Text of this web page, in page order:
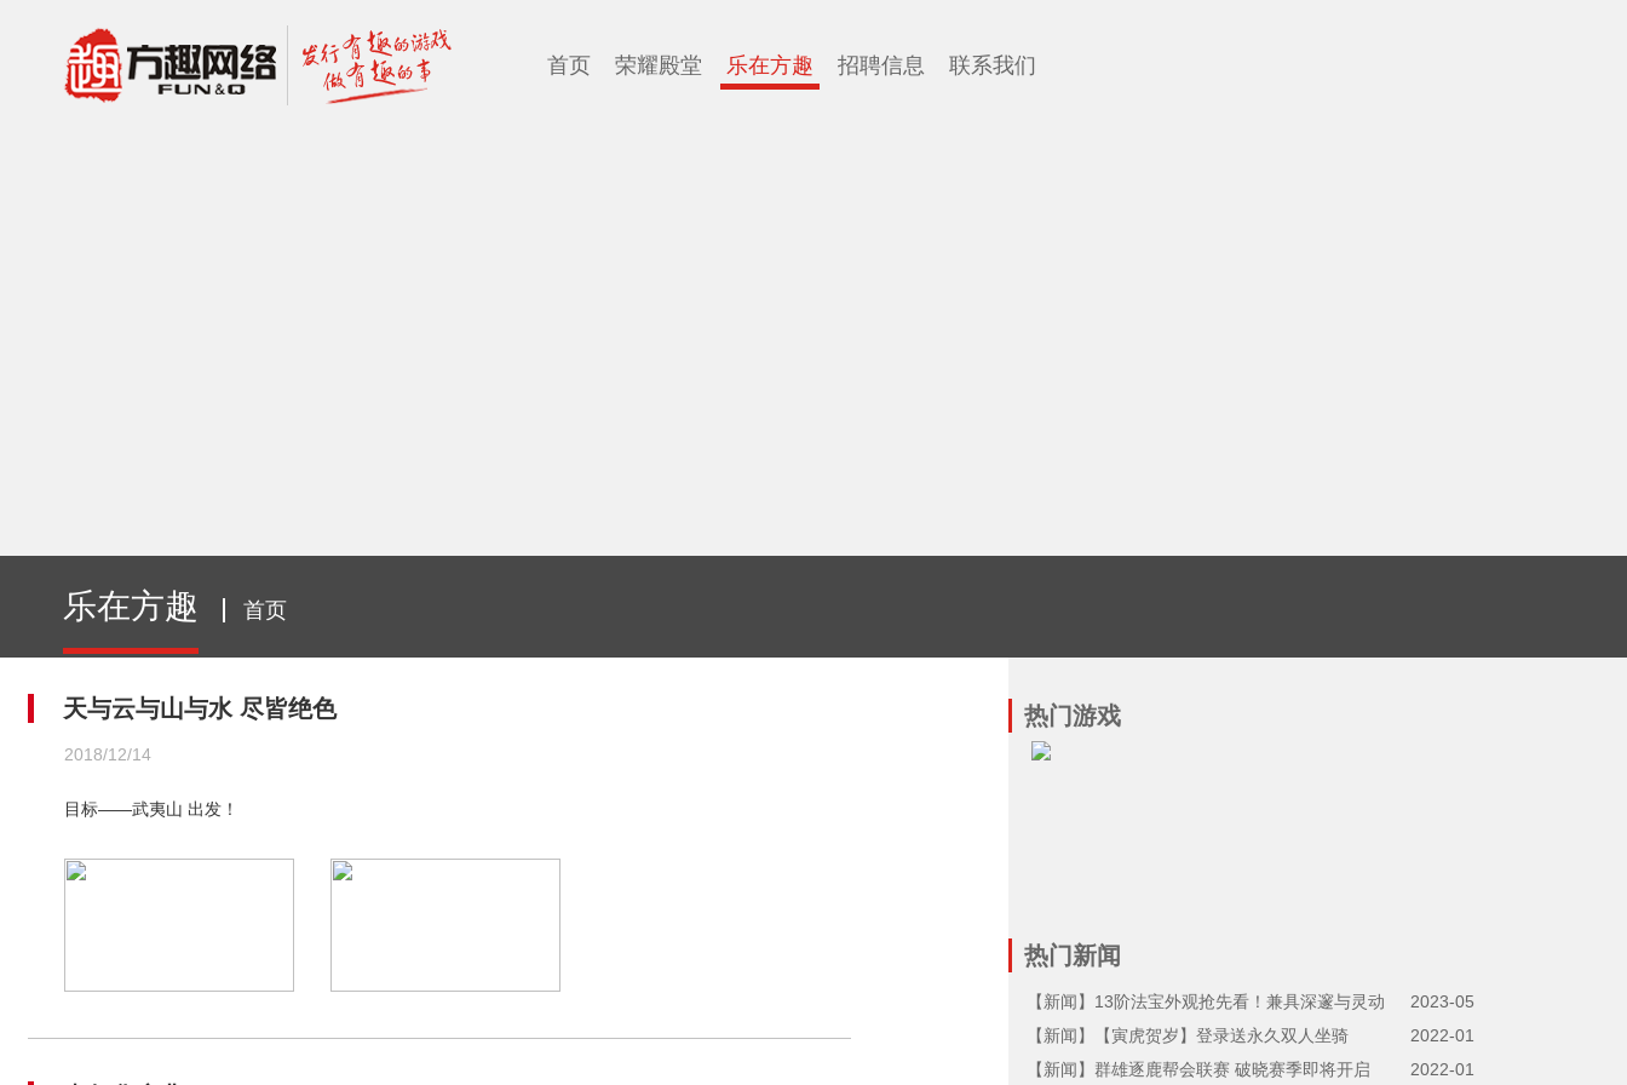
首页 荣耀殿堂 乐在方趣 招聘信息 联系我们
乐在方趣 首页
天与云与山与水 尽皆绝色
2018/12/14
目标——武夷山 出发！
热门游戏
热门新闻
【新闻】13阶法宝外观抢先看！兼具深邃与灵动
2023-05
【新闻】【寅虎贺岁】登录送永久双人坐骑
2022-01
【新闻】群雄逐鹿帮会联赛 破晓赛季即将开启
2022-01